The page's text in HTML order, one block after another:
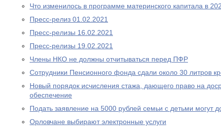
Что изменилось в программе материнского капитала в
Пресс-релиз 01.02.2021
Пресс-релизы 16.02.2021
Пресс-релизы 19.02.2021
Члены НКО не должны отчитываться перед ПФР
Сотрудники Пенсионного фонда сдали около 30 литров
Новый порядок исчисления стажа, дающего право на
обеспечение
Подать заявление на 5000 рублей семьи с детьми могут
Орловчане выбирают электронные услуги